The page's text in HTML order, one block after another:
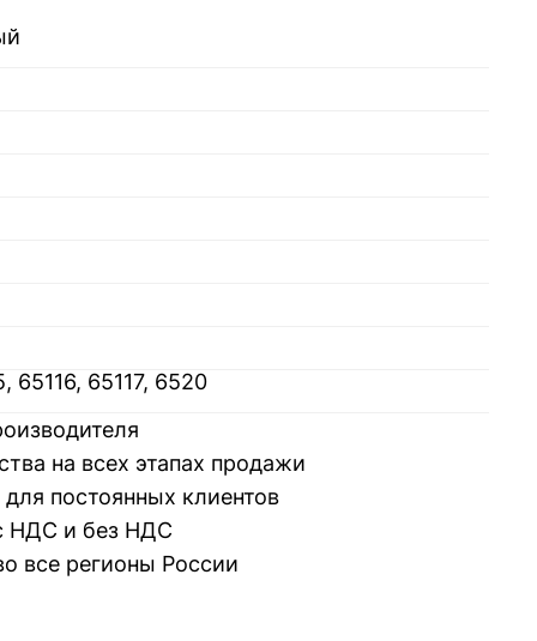
65117, 6520
на всех этапах продажи
постоянных клиентов
НДС и без НДС
все регионы России